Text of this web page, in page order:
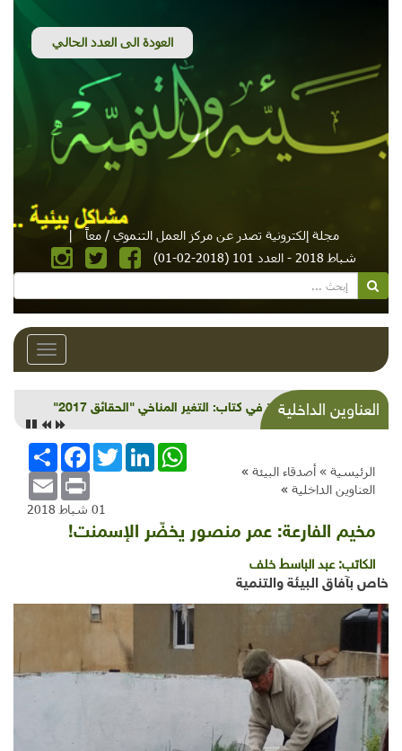
مجلة إلكترونية تصدر عن مركز العمل التنموي / معاً
|
شباط 2018 - العدد 101 (2018-02-01)
Toggle
العناوين الداخليةقراءة في كتاب: التغير المناخي "الحقائق 2017"
الرئيسية » أصدقاء البيئة »
العناوين الداخلية »
انشر
FacebookTwitterLinkedInWhatsApp
Email Print
01 شباط 2018
مخيم الفارعة: عمر منصور يخضّر الإسمنت!
الكاتب:عبد الباسط خلف
خاص بآفاق البيئة والتنمية